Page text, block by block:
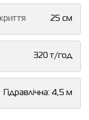
25 см
320 т/год
Гідравлічна: 4,5 м